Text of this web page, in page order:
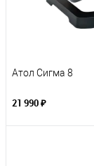
Атол Сигма 8
21 990 ₽